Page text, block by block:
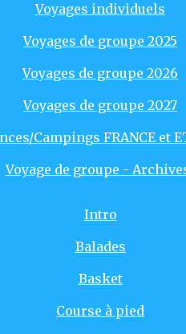
Voyages individuels
Voyages de groupe 2025
Voyages de groupe 2026
Voyages de groupe 2027
Campings FRANCE et
Voyage de groupe -
Intro
Balades
Basket
Course à pied